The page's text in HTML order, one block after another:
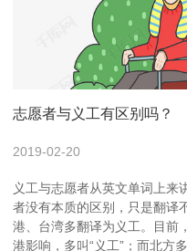
志愿者与义工有区别吗？
2019-02-20
义工与志愿者从英文单词上来
者没有本质的区别，只是翻译
港、台湾多翻译为义工。目前
港影响，多叫“义工”；而北方多